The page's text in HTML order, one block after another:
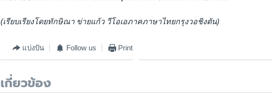
(เรียบเรียงโดยทักษิณา ข่ายแก้ว วีโอเอภาคภาษาไทยกรุงวอชิงตัน)
แบ่งปัน Follow us Print
เกี่ยวข้อง